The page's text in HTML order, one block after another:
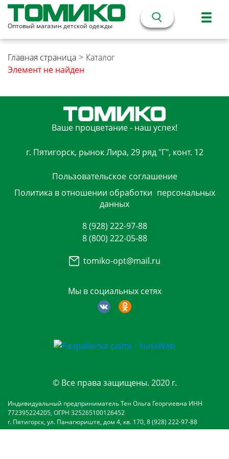
Оптовый магазин детской одежды
Главная страница > Каталог
Элемент не найден
Ваше процветание - наш успех!
г. Пятигорск, рынок Лира, 29 ряд "Г", конт. 12
Пользовательское соглашение
Политика в отношении обработки персональных
данных
Мы в социальных сетях
8 (928) 222-97-88
8 (800) 222-05-88
tomiko-opt@mail.ru
© Все права защищены. 2020 г.
Индивидуальный предприниматель Тен Ольга Георгиевна ИНН
772395224205, ОГРН 325265100126452
г. Пятигорск, ул. Панагюриште, дом 4, кв. 170, 8 (928) 222-97-88